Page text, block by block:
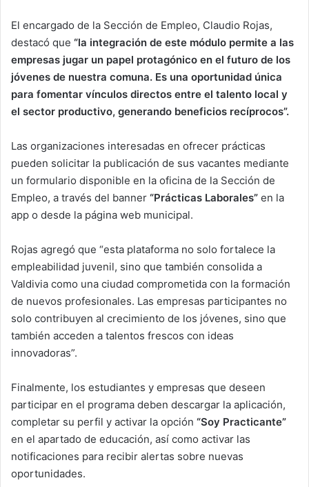
El encargado de la Sección de Empleo, Claudio Rojas,
destacó que “la integración de este módulo permite a las
empresas jugar un papel protagónico en el futuro de los
jóvenes de nuestra comuna. Es una oportunidad única
para fomentar vínculos directos entre el talento local y
el sector productivo, generando beneficios recíprocos”.
Las organizaciones interesadas en ofrecer prácticas
pueden solicitar la publicación de sus vacantes mediante
un formulario disponible en la oficina de la Sección de
Empleo, a través del banner “Prácticas Laborales” en la
app o desde la página web municipal.
Rojas agregó que “esta plataforma no solo fortalece la
empleabilidad juvenil, sino que también consolida a
Valdivia como una ciudad comprometida con la formación
de nuevos profesionales. Las empresas participantes no
solo contribuyen al crecimiento de los jóvenes, sino que
también acceden a talentos frescos con ideas
innovadoras”.
Finalmente, los estudiantes y empresas que deseen
participar en el programa deben descargar la aplicación,
completar su perfil y activar la opción “Soy Practicante”
en el apartado de educación, así como activar las
notificaciones para recibir alertas sobre nuevas
oportunidades.